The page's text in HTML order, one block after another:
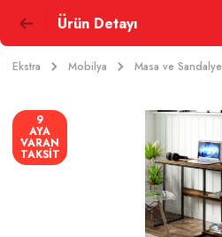
Ürün Detayı
Ekstra Mobilya Masa ve Sandalye
9
AYA
VARAN
TAKSİT